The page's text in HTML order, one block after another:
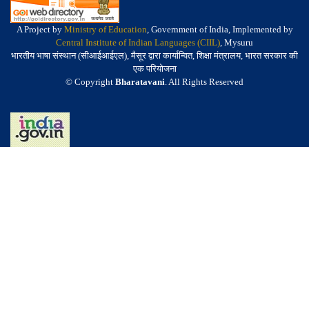
A Project by Ministry of Education, Government of India, Implemented by
Central Institute of Indian Languages (CIIL), Mysuru
भारतीय भाषा संस्थान (सीआईआईएल), मैसूर द्वारा कार्यान्वित, शिक्षा मंत्रालय, भारत सरकार की
एक परियोजना
© Copyright Bharatavani. All Rights Reserved